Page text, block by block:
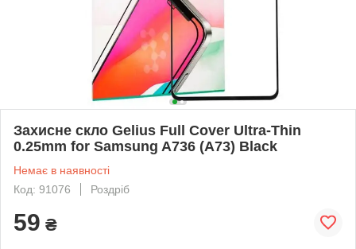
Захисне скло Gelius Full Cover Ultra-Thin
0.25mm for Samsung A736 (A73) Black
Немає в наявності
Код: 91076
Роздріб
59 ₴